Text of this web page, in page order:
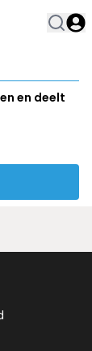
en deelt